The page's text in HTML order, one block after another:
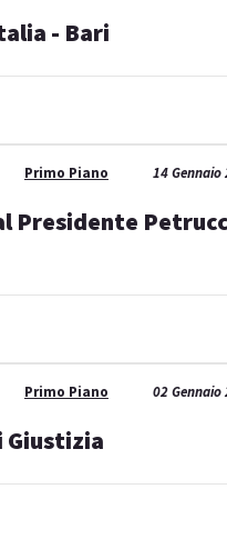
- Bari
14 Gennaio
Primo Piano
Presidente
02 Gennaio
Primo Piano
Giustizia